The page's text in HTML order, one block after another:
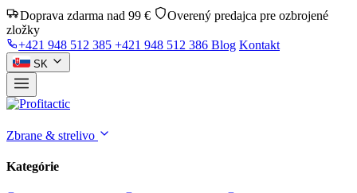
Doprava zdarma nad 99 €
Overený predajca pre ozbrojené
zložky
+421 948 512 385 +421 948 512 386 Blog Kontakt
SK
Zbrane & strelivo
Kategórie